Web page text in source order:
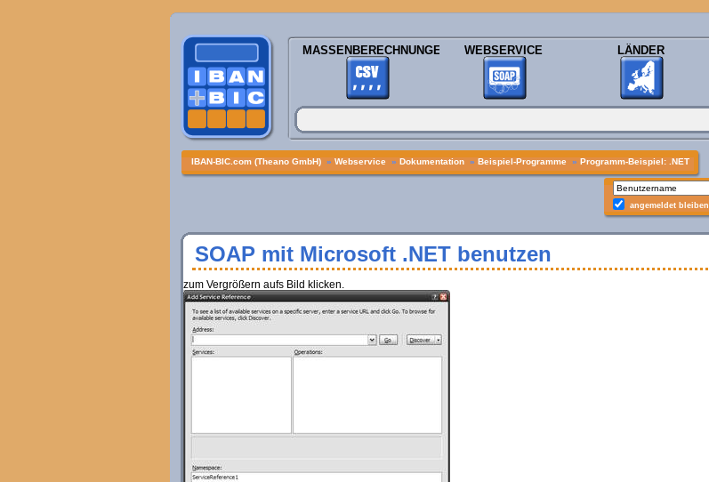
MASSENBERECHNUNGEN WEBSERVICE LÄNDER
IBAN-BIC.com (Theano GmbH) » Webservice » Dokumentation » Beispiel-Programme » Programm-Beispiel: .NET
angemeldet bleiben
SOAP mit Microsoft .NET benutzen
zum Vergrößern aufs Bild klicken.